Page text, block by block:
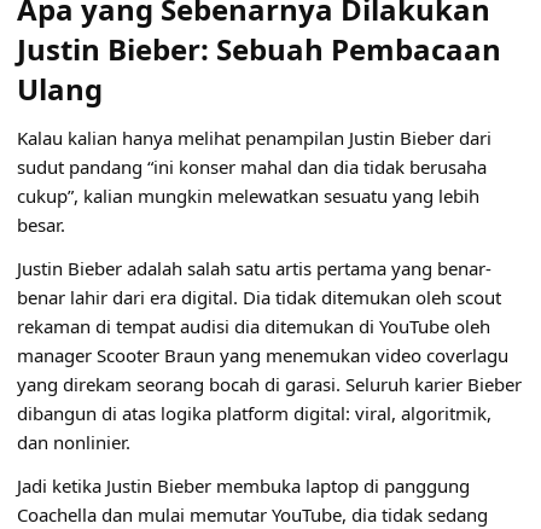
Apa yang Sebenarnya Dilakukan
Justin Bieber: Sebuah Pembacaan
Ulang
Kalau kalian hanya melihat penampilan Justin Bieber dari
sudut pandang “ini konser mahal dan dia tidak berusaha
cukup”, kalian mungkin melewatkan sesuatu yang lebih
besar.
Justin Bieber adalah salah satu artis pertama yang benar-
benar lahir dari era digital. Dia tidak ditemukan oleh scout
rekaman di tempat audisi dia ditemukan di YouTube oleh
manager Scooter Braun yang menemukan video coverlagu
yang direkam seorang bocah di garasi. Seluruh karier Bieber
dibangun di atas logika platform digital: viral, algoritmik,
dan nonlinier.
Jadi ketika Justin Bieber membuka laptop di panggung
Coachella dan mulai memutar YouTube, dia tidak sedang